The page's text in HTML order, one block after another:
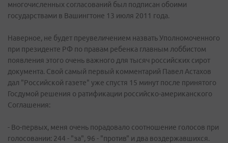
многочисленных согласований был подписан обоими
государствами в Вашингтоне 13 июля 2011 года.
Наверное, не будет преувеличением назвать Уполномоченного
при президенте РФ по правам ребенка главным лоббистом
появления этого очень важного для тысяч российских сирот
документа. Свой самый первый комментарий Павел Астахов
дал "Российской газете" уже спустя 15 минут после принятого
Госдумой решения о ратификации российско-американского
Соглашения:
- Во-первых, меня очень порадовало соотношение голосов при
голосовании: 244 - "за", 96 - "против" и два воздержавшихся.